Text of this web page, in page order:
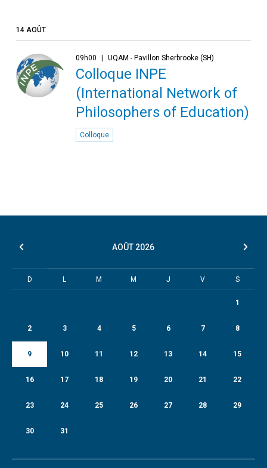
14 AOÛT
09h00 UQAM - Pavillon Sherbrooke (SH)
Colloque INPE
(International Network of
Philosophers of Education)
Colloque
AOÛT 2026
D L M M J V S
1
2 3 4 5 6 7 8
9 10 11 12 13 14 15
16 17 18 19 20 21 22
23 24 25 26 27 28 29
30 31